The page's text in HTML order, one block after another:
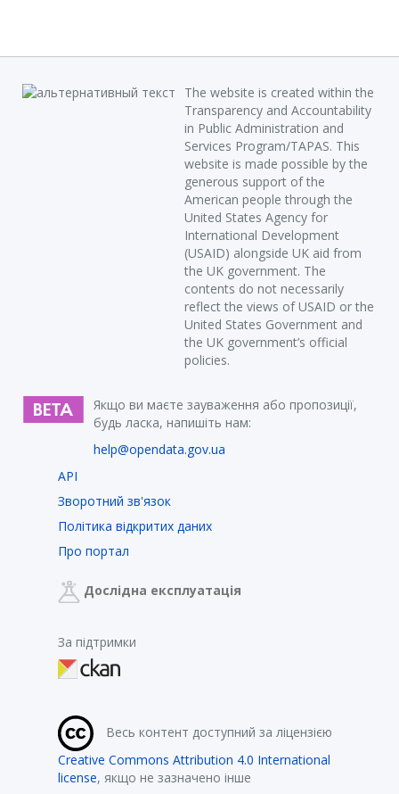
The website is created within the
Transparency and Accountability
in Public Administration and
Services Program/TAPAS. This
website is made possible by the
generous support of the
American people through the
United States Agency for
International Development
(USAID) alongside UK aid from
the UK government. The
contents do not necessarily
reflect the views of USAID or the
United States Government and
the UK government’s official
policies.
Якщо ви маєте зауваження або пропозиції,
будь ласка, напишіть нам:
help@opendata.gov.ua
API
Зворотний зв'язок
Політика відкритих даних
Про портал
Дослідна експлуатація
За підтримки
Весь контент доступний за ліцензією
Creative Commons Attribution 4.0 International
license, якщо не зазначено інше